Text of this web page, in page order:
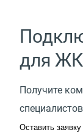
для
Получите
специалистов
Оставить заявку